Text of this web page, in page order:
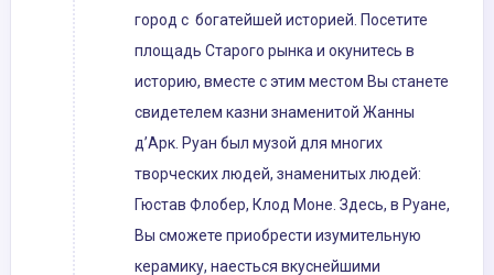
город с богатейшей историей. Посетите
площадь Старого рынка и окунитесь в
историю, вместе с этим местом Вы станете
свидетелем казни знаменитой Жанны
д’Арк. Руан был музой для многих
творческих людей, знаменитых людей:
Гюстав Флобер, Клод Моне. Здесь, в Руане,
Вы сможете приобрести изумительную
керамику, наесться вкуснейшими